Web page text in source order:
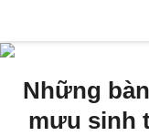
Những
mưu sinh